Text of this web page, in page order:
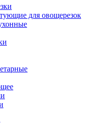
для овощерезок